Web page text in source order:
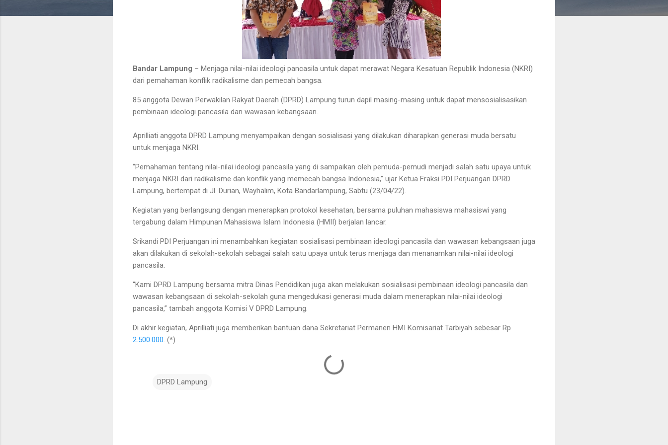
Bandar Lampung – Menjaga nilai-nilai ideologi pancasila untuk dapat merawat Negara Kesatuan Republik Indonesia (NKRI)
dari pemahaman konflik radikalisme dan pemecah bangsa.
85 anggota Dewan Perwakilan Rakyat Daerah (DPRD) Lampung turun dapil masing-masing untuk dapat mensosialisasikan
pembinaan ideologi pancasila dan wawasan kebangsaan.
Aprilliati anggota DPRD Lampung menyampaikan dengan sosialisasi yang dilakukan diharapkan generasi muda bersatu
untuk menjaga NKRI.
“Pemahaman tentang nilai-nilai ideologi pancasila yang di sampaikan oleh pemuda-pemudi menjadi salah satu upaya untuk
menjaga NKRI dari radikalisme dan konflik yang memecah bangsa Indonesia,” ujar Ketua Fraksi PDI Perjuangan DPRD
Lampung, bertempat di Jl. Durian, Wayhalim, Kota Bandarlampung, Sabtu (23/04/22).
Kegiatan yang berlangsung dengan menerapkan protokol kesehatan, bersama puluhan mahasiswa mahasiswi yang
tergabung dalam Himpunan Mahasiswa Islam Indonesia (HMII) berjalan lancar.
Srikandi PDI Perjuangan ini menambahkan kegiatan sosialisasi pembinaan ideologi pancasila dan wawasan kebangsaan juga
akan dilakukan di sekolah-sekolah sebagai salah satu upaya untuk terus menjaga dan menanamkan nilai-nilai ideologi
pancasila.
“Kami DPRD Lampung bersama mitra Dinas Pendidikan juga akan melakukan sosialisasi pembinaan ideologi pancasila dan
wawasan kebangsaan di sekolah-sekolah guna mengedukasi generasi muda dalam menerapkan nilai-nilai ideologi
pancasila,” tambah anggota Komisi V DPRD Lampung.
Di akhir kegiatan, Aprilliati juga memberikan bantuan dana Sekretariat Permanen HMI Komisariat Tarbiyah sebesar Rp
2.500.000. (*)
DPRD Lampung